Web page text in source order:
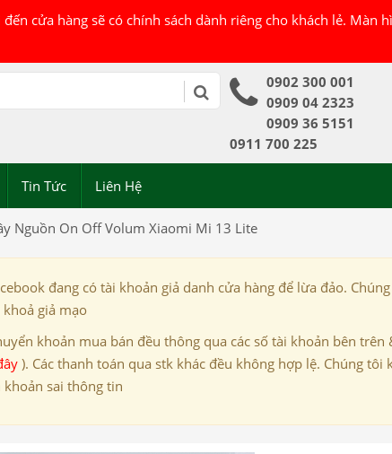
cửa hàng sẽ có chính sách dành riêng cho khách lẻ. Màn
0902 300 001
0909 04 2323
0909 36 5151
0911 700 225
Tin Tức Liên Hệ
Nguồn On Off Volum Xiaomi Mi 13 Lite
đang có tài khoản giả danh cửa hàng để lừa đảo.
giả mạo
khoản mua bán đều thông qua các số tài khoản bên trên
). Các thanh toán qua stk khác đều không hợp lệ. Chúng
sai thông tin